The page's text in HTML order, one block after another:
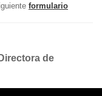
formulario
de